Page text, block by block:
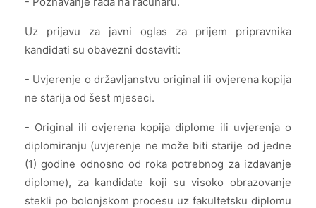
Uz prijavu za javni oglas za prijem pripravnika
kandidati su obavezni dostaviti:
- Uvjerenje o državljanstvu original ili ovjerena kopija
ne starija od šest mjeseci.
- Original ili ovjerena kopija diplome ili uvjerenja o
diplomiranju (uvjerenje ne može biti starije od jedne
(1) godine odnosno od roka potrebnog za izdavanje
diplome), za kandidate koji su visoko obrazovanje
stekli po bolonjskom procesu uz fakultetsku diplomu